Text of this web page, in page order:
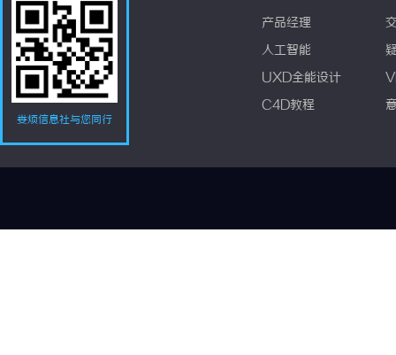
娄烦信息社与您同行
产品经理
人工智能
UXD全能设计
C4D教程